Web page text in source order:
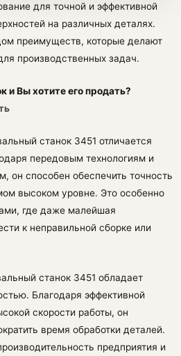
для точной и эффективной
на различных деталях.
преимуществ, которые делают
производственных задач.
и Вы хотите его продать?
станок 3451 отличается
передовым технологиям и
он способен обеспечить точность
высоком уровне. Это особенно
где даже малейшая
к неправильной сборке или
станок 3451 обладает
Благодаря эффективной
скорости работы, он
время обработки деталей.
предприятия и